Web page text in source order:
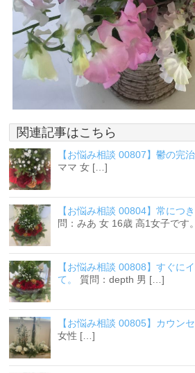
関連記事はこちら
【お悩み相談 00807】鬱の完
ママ 女 […]
【お悩み相談 00804】常につ
問：みあ 女 16歳 高1女子です
【お悩み相談 00808】すぐに
て。
質問：depth 男 […]
【お悩み相談 00805】カウン
女性 […]